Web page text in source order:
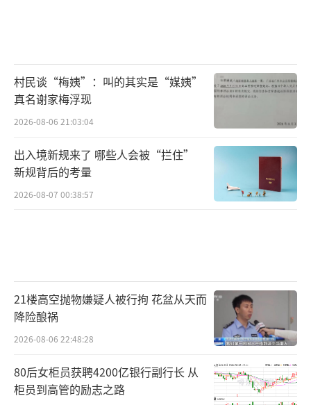
村民谈“梅姨”：叫的其实是“媒姨”
真名谢家梅浮现
2026-08-06 21:03:04
出入境新规来了 哪些人会被“拦住”
新规背后的考量
2026-08-07 00:38:57
21楼高空抛物嫌疑人被行拘 花盆从天而
降险酿祸
2026-08-06 22:48:28
80后女柜员获聘4200亿银行副行长 从
柜员到高管的励志之路